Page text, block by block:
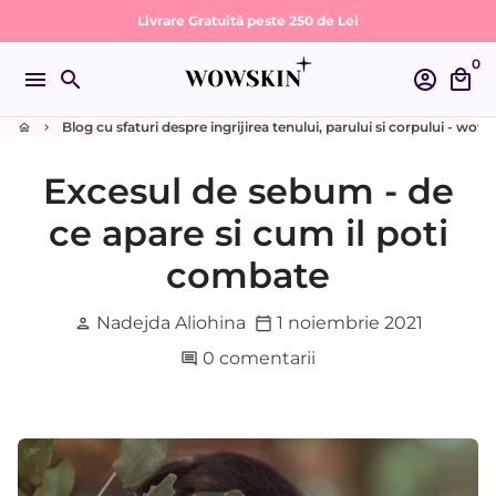
la
conținut
🚚 Livrare Rapidă | 24-48 de ore lucrătoare 🚚
Livrare Gratuită peste 250 de Lei
menu search account_circle local_mall
0
home keyboard_arrow_right Blog cu sfaturi despre ingrijirea tenului, parului si corpului -
Excesul de sebum - de
ce apare si cum il poti
combate
person Nadejda Aliohina calendar_today 1 noiembrie 2021
comment 0 comentarii